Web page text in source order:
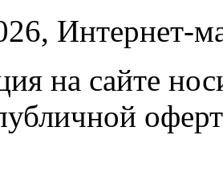
Интернет-
на сайте